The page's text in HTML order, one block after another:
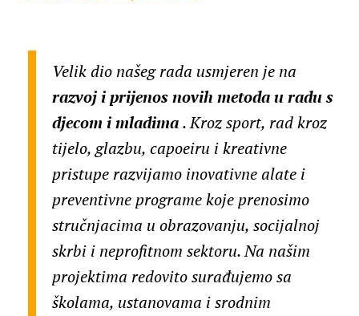
Velik dio našeg rada usmjeren je na
razvoj i prijenos novih metoda u radu s
djecom i mladima. Kroz sport, rad kroz
tijelo, glazbu, capoeiru i kreativne
pristupe razvijamo inovativne alate i
preventivne programe koje prenosimo
stručnjacima u obrazovanju, socijalnoj
skrbi i neprofitnom sektoru. Na našim
projektima redovito surađujemo sa
školama, ustanovama i srodnim